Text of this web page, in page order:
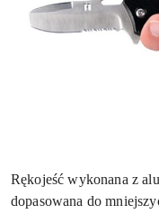
Rękojeść wykonana z
dopasowana do